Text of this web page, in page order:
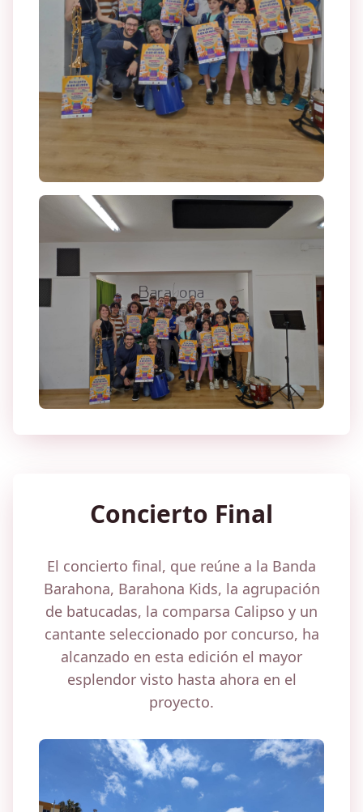
Concierto Final
El concierto final, que reúne a la Banda
Barahona, Barahona Kids, la agrupación
de batucadas, la comparsa Calipso y un
cantante seleccionado por concurso, ha
alcanzado en esta edición el mayor
esplendor visto hasta ahora en el
proyecto.